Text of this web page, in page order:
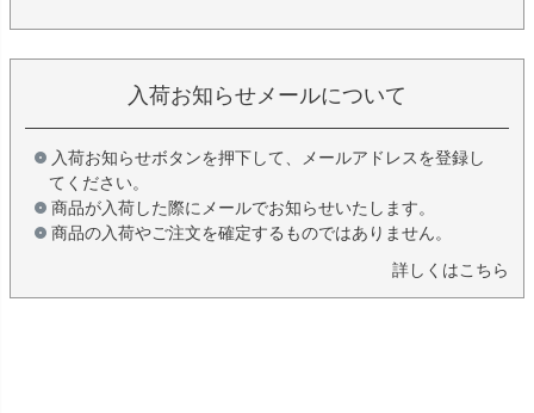
入荷お知らせメールについて
入荷お知らせボタンを押下して、メールアドレスを登録し
てください。
商品が入荷した際にメールでお知らせいたします。
商品の入荷やご注文を確定するものではありません。
詳しくはこちら